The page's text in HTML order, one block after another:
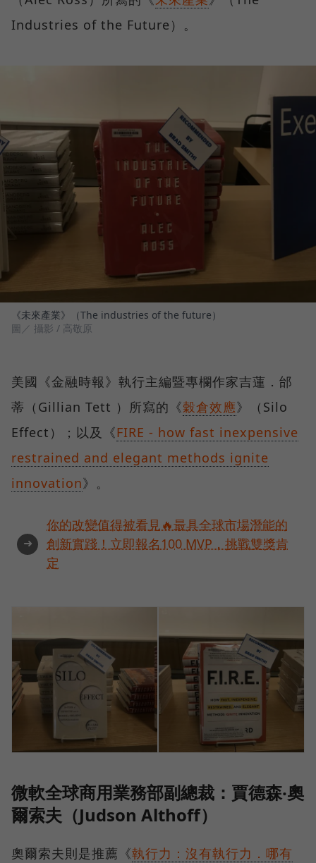
Industries of the Future）。
《未來產業》（The industries of the future）
圖／ 攝影 / 高敬原
美國《金融時報》執行主編暨專欄作家吉蓮．邰
蒂（Gillian Tett ）所寫的《穀倉效應》（Silo
Effect）；以及《FIRE - how fast inexpensive
restrained and elegant methods ignite
innovation》。
➜
你的改變值得被看見🔥最具全球市場潛能的
創新實踐！立即報名100 MVP，挑戰雙獎肯
定
微軟全球商用業務部副總裁：賈德森‧奧
爾索夫（Judson Althoff）
奧爾索夫則是推薦《執行力：沒有執行力．哪有